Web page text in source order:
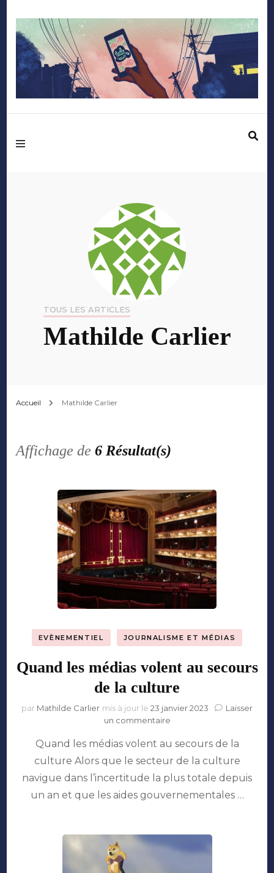
Mediafactory – Le
SciencesCom
TOUS LES ARTICLES
Mathilde Carlier
Accueil Mathilde Carlier
Affichage de6 Résultat(s)
EVÈNEMENTIEL JOURNALISME ET MÉDIAS
Quand les médias volent au secours
de la culture
par Mathilde Carlier mis à jour le 23 janvier 2023
Laisser
un commentairesur
les
médias
au
secours
Quand les médias volent au secours de la
culture Alors que le secteur de la culture
navigue dans l’incertitude la plus totale depuis
un an et que les aides gouvernementales …